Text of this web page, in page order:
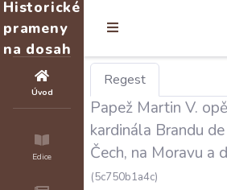
Historické
prameny
na dosah
Úvod
Edice
Regest
Papež Martin V.
kardinála Brandu
Čech, na Moravu a
(5c750b1a4c)